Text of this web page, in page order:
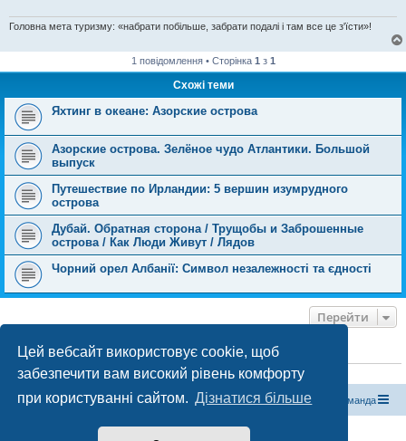
Цей вебсайт використовує cookie, щоб
забезпечити вам високий рівень комфорту
при користуванні сайтом. Дізнатися більше
Головна мета туризму: «набрати побільше, забрати подалі і там все це з'їсти»!
1 повідомлення • Сторінка 1 з 1
Схожі теми
Яхтинг в океане: Азорские острова
Азорские острова. Зелёное чудо Атлантики. Большой
выпуск
Путешествие по Ирландии: 5 вершин изумрудного
острова
Дубай. Обратная сторона / Трущобы и Заброшенные
острова / Как Люди Живут / Лядов
Чорний орел Албанії: Символ незалежності та єдності
Перейти
ХТО ЗАРАЗ ОНЛАЙН
Зараз переглядають цей форум:ClaudeBot [бот ШІ]і 0 гостей
Магазин спорядження Туристичний форум «Рюкзак» Команда
Працює на phpBB® Forum Software © phpBB Limited